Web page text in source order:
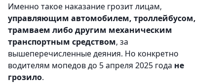
Именно такое наказание грозит лицам,
управляющим автомобилем, троллейбусом,
трамваем либо другим механическим
транспортным средством, за
вышеперечисленные деяния. Но конкретно
водителям мопедов до 5 апреля 2025 года не
грозило.